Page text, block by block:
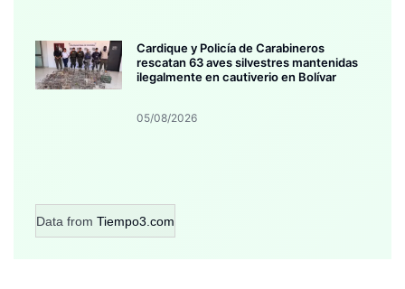
Cardique y Policía de Carabineros
rescatan 63 aves silvestres mantenidas
ilegalmente en cautiverio en Bolívar
05/08/2026
Data from Tiempo3.com